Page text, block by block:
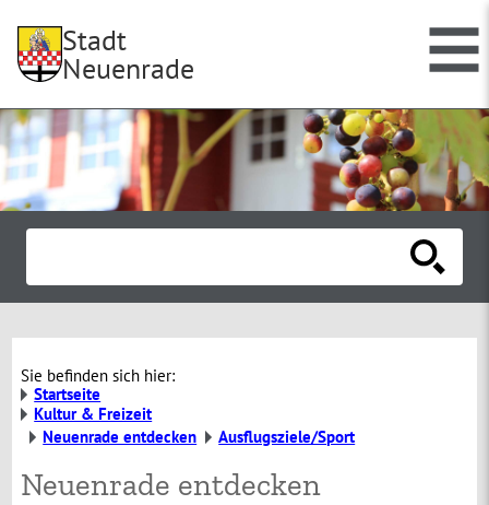
Stadt
Neuenrade
Sie befinden sich hier:
Startseite
Kultur & Freizeit
Neuenrade entdecken
Ausflugsziele/Sport
Neuenrade entdecken